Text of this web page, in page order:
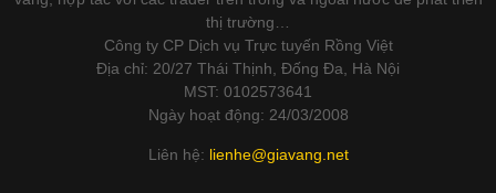
thị trường…
Công ty CP Dịch vụ Trực tuyến Rồng Việt
Địa chỉ: 20/27 Thái Thịnh, Đống Đa, Hà Nội
MST: 0102573641
Ngày hoạt động: 24/03/2008
Liên hệ: lienhe@giavang.net